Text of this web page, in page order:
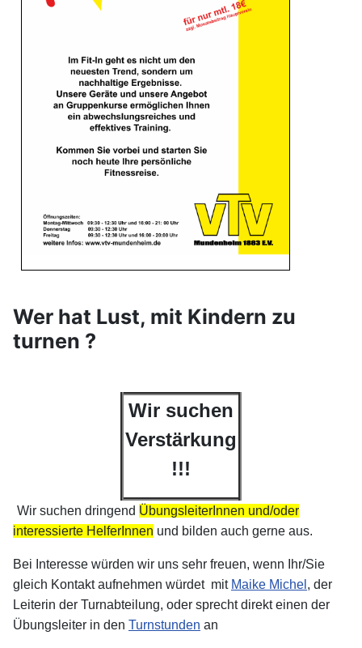
Wer hat Lust, mit Kindern zu
turnen ?
Wir suchen
Verstärkung
!!!
Wir suchen dringend ÜbungsleiterInnen und/oder
interessierte HelferInnen und bilden auch gerne aus.
Bei Interesse würden wir uns sehr freuen, wenn Ihr/Sie
gleich Kontakt aufnehmen würdet mit Maike Michel , der
Leiterin der Turnabteilung, oder sprecht direkt einen der
Übungsleiter in den Turnstunden an